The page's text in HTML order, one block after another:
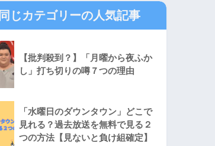
同じカテゴリーの人気記事
【批判殺到？】「月曜から夜ふか
し」打ち切りの噂７つの理由
「水曜日のダウンタウン」どこで
見れる？過去放送を無料で見る２
つの方法【見ないと負け組確定】